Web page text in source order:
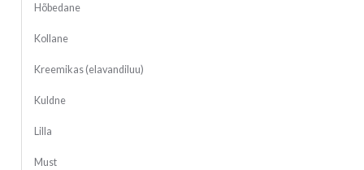
Hõbedane
Kollane
Kreemikas (elavandiluu)
Kuldne
Lilla
Must